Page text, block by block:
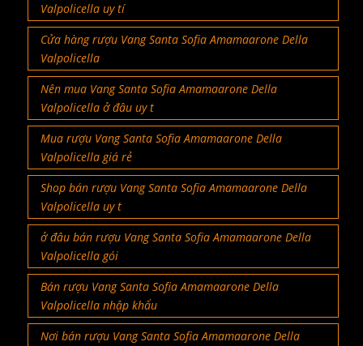
Valpolicella uy tí
Cửa hàng rượu Vang Santa Sofia Amamaarone Della
Valpolicella
Nên mua Vang Santa Sofia Amamaarone Della
Valpolicella ở đâu uy t
Mua rượu Vang Santa Sofia Amamaarone Della
Valpolicella giá rẻ
Shop bán rượu Vang Santa Sofia Amamaarone Della
Valpolicella uy t
ở đâu bán rượu Vang Santa Sofia Amamaarone Della
Valpolicella gói
Bán rượu Vang Santa Sofia Amamaarone Della
Valpolicella nhập khẩu
Nơi bán rượu Vang Santa Sofia Amamaarone Della